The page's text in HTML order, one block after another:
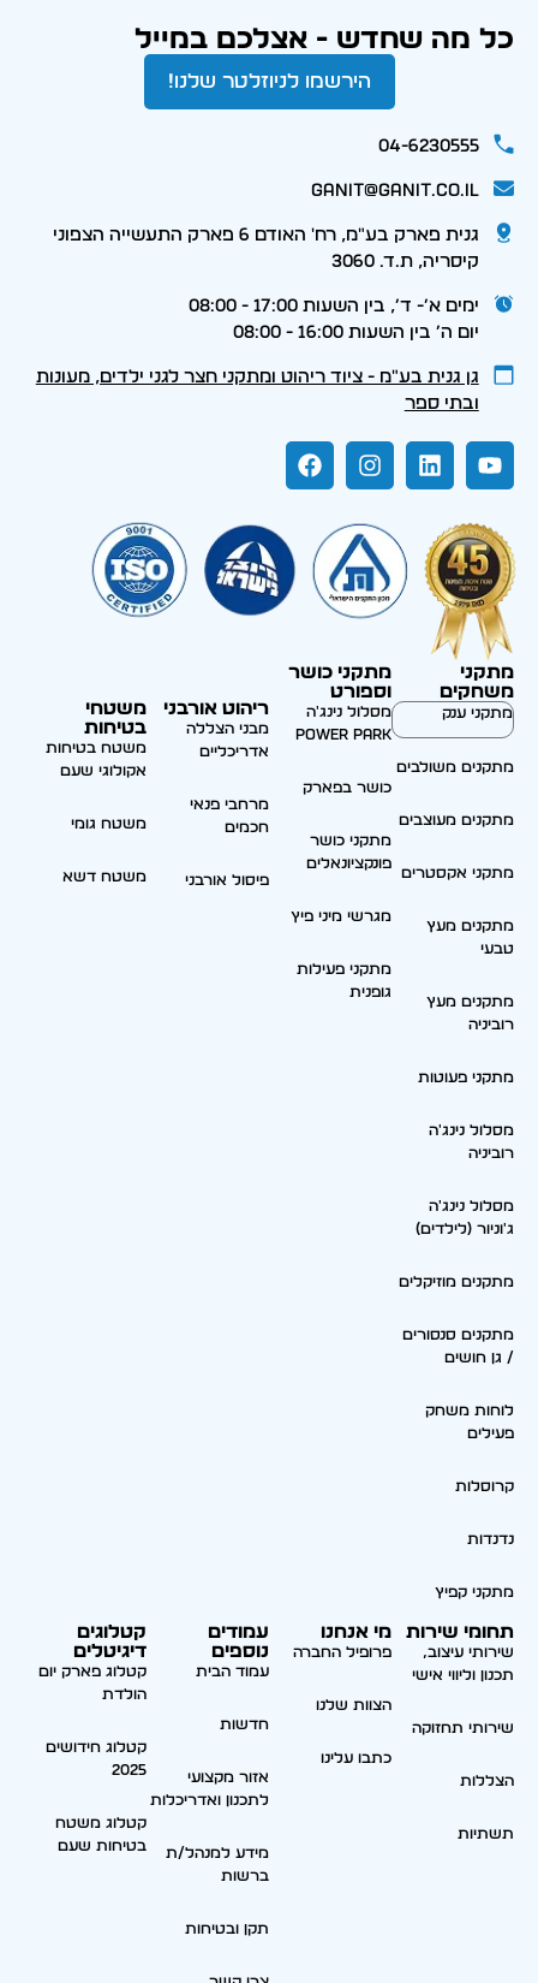
כל מה שחדש - אצלכם במייל
הירשמו לניוזלטר שלנו!
04-6230555
ganit@ganit.co.il
גנית פארק בע"מ, רח' האודם 6 פארק התעשייה הצפוני
קיסריה, ת.ד. 3060
ימים א׳- ד׳, בין השעות 17:00 - 08:00
יום ה׳ בין השעות 16:00 - 08:00
גן גנית בע״מ - ציוד ריהוט ומתקני חצר לגני ילדים, מעונות
ובתי ספר
מתקני
משחקים
מתקני ענק
מתקנים משולבים
מתקנים מעוצבים
מתקני אקסטרים
מתקנים מעץ
טבעי
מתקנים מעץ
רוביניה
מתקני פעוטות
מסלול נינג'ה
רוביניה
מסלול נינג'ה
ג'וניור (לילדים)
מתקנים מוזיקלים
מתקנים סנסורים
/ גן חושים
לוחות משחק
פעילים
קרוסלות
נדנדות
מתקני קפיץ
מתקני כושר
וספורט
מסלול נינג'ה
Power park
כושר בפארק
מתקני כושר
פונקציונאלים
מגרשי מיני פיץ
מתקני פעילות
גופנית
ריהוט אורבני
מבני הצללה
אדריכליים
מרחבי פנאי
חכמים
פיסול אורבני
משטחי
בטיחות
משטח בטיחות
אקולוגי שעם
משטח גומי
משטח דשא
תחומי שירות
שירותי עיצוב,
תכנון וליווי אישי
שירותי תחזוקה
הצללות
תשתיות
מי אנחנו
פרופיל החברה
הצוות שלנו
כתבו עלינו
עמודים
נוספים
עמוד הבית
חדשות
אזור מקצועי
לתכנון ואדריכלות
מידע למנהל/ת
ברשות
תקן ובטיחות
קטלוגים
דיגיטלים
קטלוג פארק יום
הולדת
קטלוג חידושים
2025
קטלוג משטח
בטיחות שעם